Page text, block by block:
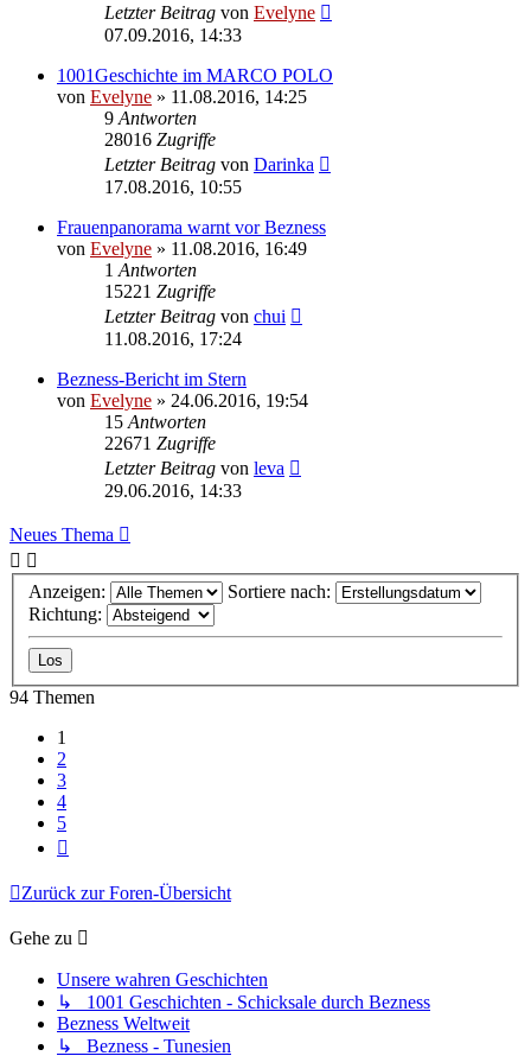
Letzter Beitrag von Evelyne
07.09.2016, 14:33
1001Geschichte im MARCO POLO
von Evelyne » 11.08.2016, 14:25
9 Antworten
28016 Zugriffe
Letzter Beitrag von Darinka
17.08.2016, 10:55
Frauenpanorama warnt vor Bezness
von Evelyne » 11.08.2016, 16:49
1 Antworten
15221 Zugriffe
Letzter Beitrag von chui
11.08.2016, 17:24
Bezness-Bericht im Stern
von Evelyne » 24.06.2016, 19:54
15 Antworten
22671 Zugriffe
Letzter Beitrag von leva
29.06.2016, 14:33
Neues Thema
Anzeigen:
Sortiere nach:
Richtung:
94 Themen
1
2
3
4
5
Zurück zur Foren-Übersicht
Gehe zu
Unsere wahren Geschichten
↳ 1001 Geschichten - Schicksale durch Bezness
Bezness Weltweit
↳ Bezness - Tunesien